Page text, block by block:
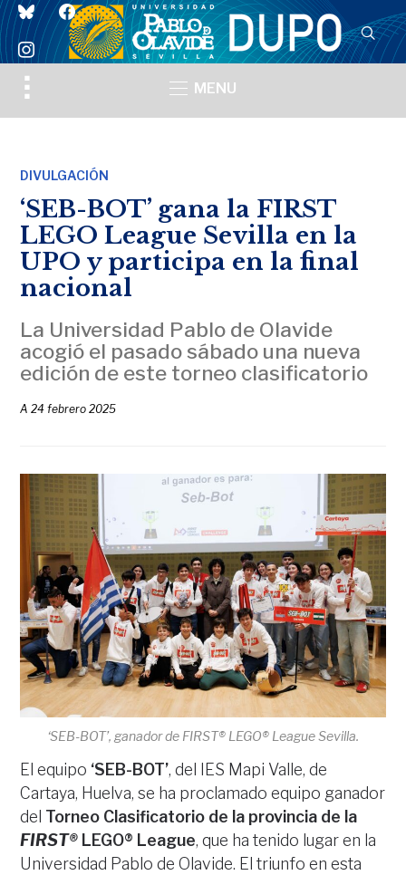
blueskyfacebook
instagram
Toggle
sidebar
MENU
DIVULGACIÓN
‘SEB-BOT’ gana la FIRST
LEGO League Sevilla en la
UPO y participa en la final
nacional
La Universidad Pablo de Olavide
acogió el pasado sábado una nueva
edición de este torneo clasificatorio
A24 febrero 2025
‘SEB-BOT’, ganador de FIRST® LEGO® League Sevilla.
El equipo ‘SEB-BOT’, del IES Mapi Valle, de
Cartaya, Huelva, se ha proclamado equipo ganador
del Torneo Clasificatorio de la provincia de la
FIRST® LEGO® League, que ha tenido lugar en la
Universidad Pablo de Olavide. El triunfo en esta